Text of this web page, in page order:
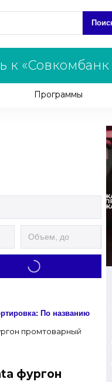
«Совкомбанк
Программы
Сортировка: По названию
фургон